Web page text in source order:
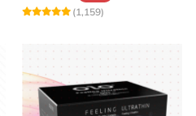
(1,159)